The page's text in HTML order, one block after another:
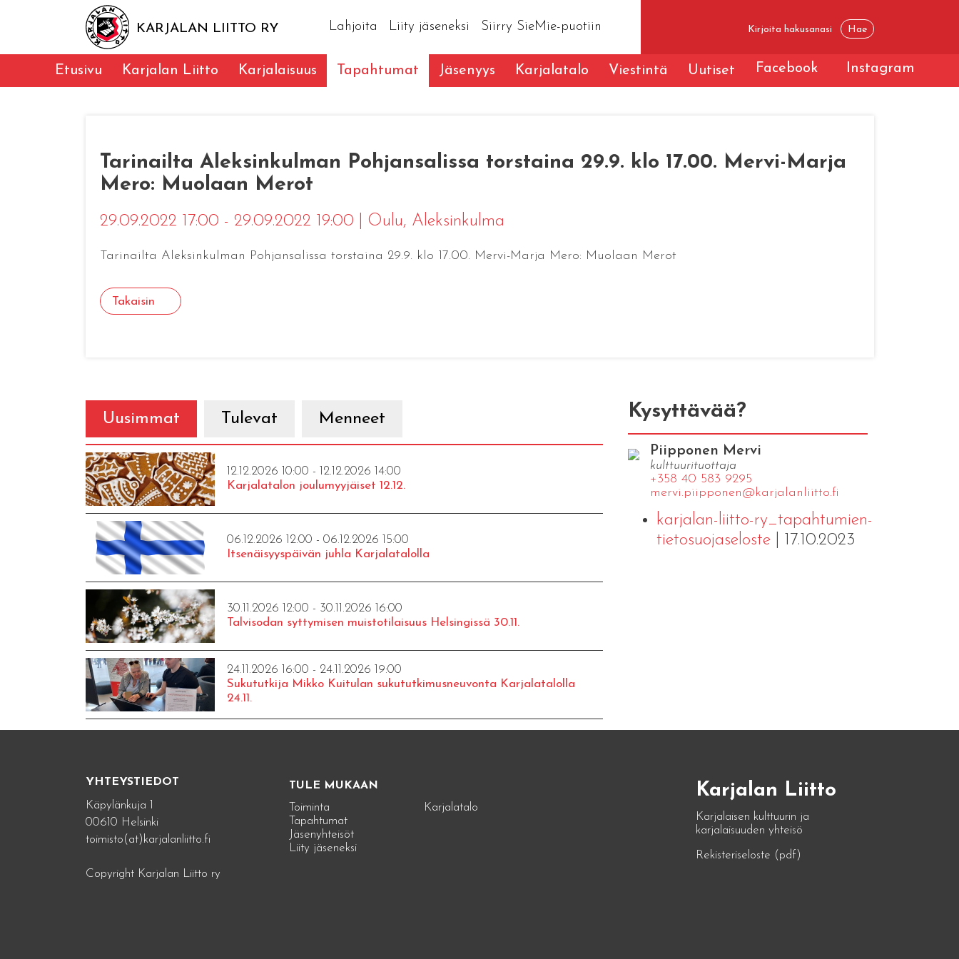
KARJALAN LIITTO RY Lahjoita Liity jäseneksi Siirry SieMie-puotiin
Etusivu Karjalan Liitto Karjalaisuus Tapahtumat Jäsenyys Karjalatalo Viestintä Uutiset Facebook Instagram
Tarinailta Aleksinkulman Pohjansalissa torstaina 29.9. klo 17.00. Mervi-Marja
Mero: Muolaan Merot
29.09.2022 17:00 - 29.09.2022 19:00 Oulu, Aleksinkulma
Tarinailta Aleksinkulman Pohjansalissa torstaina 29.9. klo 17.00. Mervi-Marja Mero: Muolaan Merot
Takaisin
Uusimmat Tulevat Menneet
12.12.2026 10:00 - 12.12.2026 14:00
Karjalatalon joulumyyjäiset 12.12.
06.12.2026 12:00 - 06.12.2026 15:00
Itsenäisyyspäivän juhla Karjalatalolla
30.11.2026 12:00 - 30.11.2026 16:00
Talvisodan syttymisen muistotilaisuus Helsingissä 30.11.
24.11.2026 16:00 - 24.11.2026 19:00
Sukututkija Mikko Kuitulan sukututkimusneuvonta Karjalatalolla
24.11.
Kysyttävää?
Piipponen Mervi
kulttuurituottaja
+358 40 583 9295
mervi.​piipponen@​kar​jala​nlii​tto.​fi
karjalan-liitto-ry_tapahtumien-
tietosuojaseloste| 17.10.2023
YHTEYSTIEDOT
Käpylänkuja 1
00610 Helsinki
toimisto(at)karjalanliitto.fi
Copyright Karjalan Liitto ry
TULE MUKAAN
Toiminta
Tapahtumat
Jäsenyhteisöt
Liity jäseneksi
Karjalatalo
Karjalan Liitto
Karjalaisen kulttuurin ja
karjalaisuuden yhteisö
Rekisteriseloste (pdf)